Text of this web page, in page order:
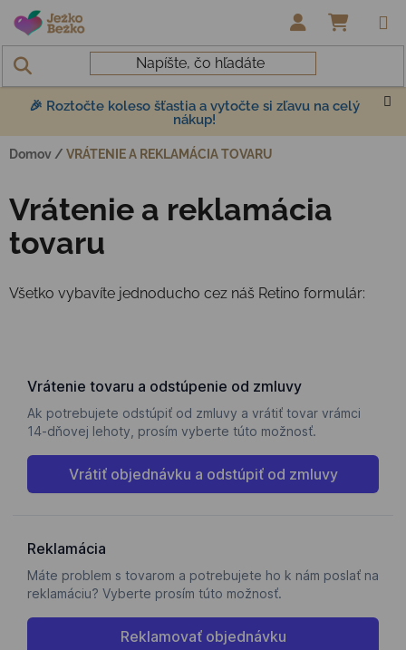
Prejsť na obsah
🎉 Roztočte koleso šťastia a vytočte si zľavu na celý
nákup!
Domov / VRÁTENIE A REKLAMÁCIA TOVARU
Vrátenie a reklamácia
tovaru
Všetko vybavíte jednoducho cez náš Retino formulár: